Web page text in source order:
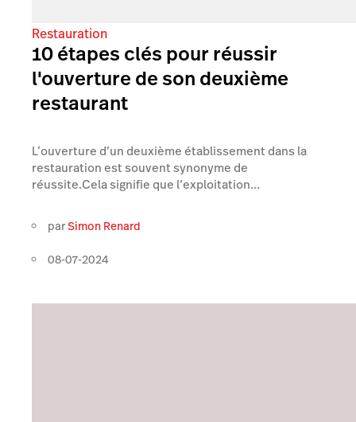
Restauration
10 étapes clés pour réussir
l'ouverture de son deuxième
restaurant
L‘ouverture d’un deuxième établissement dans la
restauration est souvent synonyme de
réussite.Cela signifie que l’exploitation...
parSimon Renard
08-07-2024